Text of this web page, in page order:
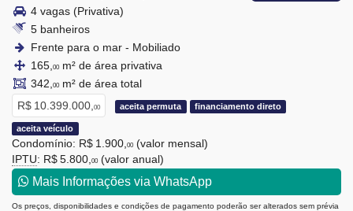
4 vagas (Privativa)
5 banheiros
Frente para o mar - Mobiliado
165, 00m² de área privativa
342, 00m² de área total
R$ 10.399.000, 00 aceita permuta financiamento direto
aceita veículo
Condomínio: R$ 1.900, 00 (valor mensal)
IPTU: R$ 5.800, 00 (valor anual)
Mais Informações via WhatsApp
Os preços, disponibilidades e condições de pagamento poderão ser alterados sem prévia